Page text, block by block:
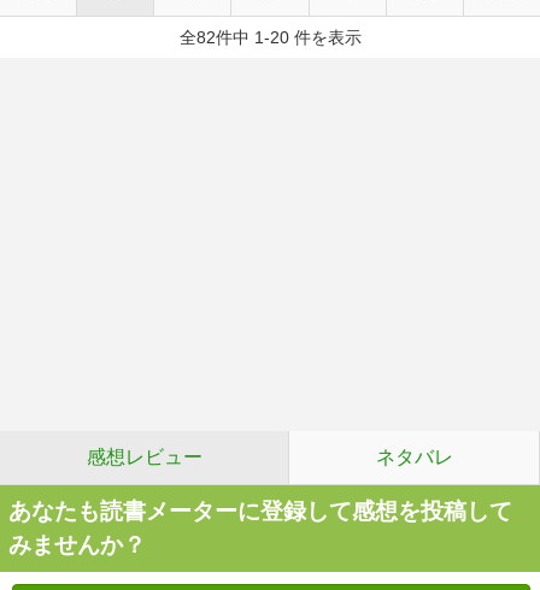
全82件中 1-20 件を表示
感想レビュー ネタバレ
あなたも読書メーターに登録して感想を投稿して
みませんか？